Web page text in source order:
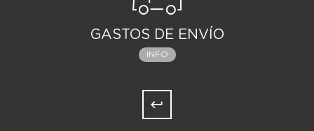
GASTOS DE ENVÍO
INFO